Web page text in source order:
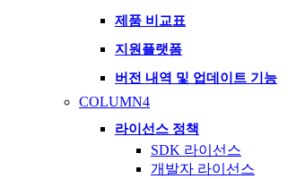
제품 비교표
지원플랫폼
버전 내역 및 업데이트 기능
COLUMN4
라이선스 정책
SDK 라이선스
개발자 라이선스